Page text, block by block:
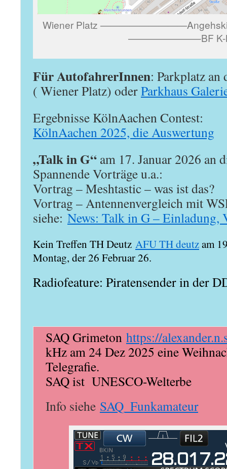
Wiener Platz
———————–BF K-
Für AutofahrerInnen: Parkplatz
( Wiener Platz) oderParkhaus
Ergebnisse KölnAachen Contest:
KölnAachen 2025, die Auswertung
„Talk in G“ am 17. Januar 2026 an
Spannende Vorträge u.a.:
Vortrag – Meshtastic – was ist das?
Vortrag – Antennenvergleich mit
siehe: News: Talk in G – Einladung,
Kein Treffen TH Deutz AFU TH deutzam
Montag, der 26 Februar 26.
Radiofeature: Piratensender in der
SAQ Grimeton https://
kHz am 24 Dez 2025 eine
Telegrafie.
SAQ ist UNESCO-Welterbe
Info siehe SAQ_Funkamateur